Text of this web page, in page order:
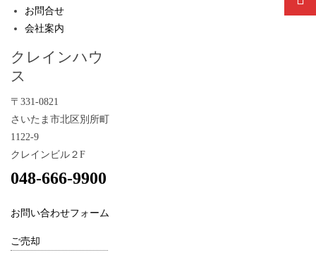
お問合せ
会社案内
クレインハウ
ス
〒331-0821
さいたま市北区別所町
1122-9
クレインビル２F
048-666-9900
お問い合わせフォーム
ご売却